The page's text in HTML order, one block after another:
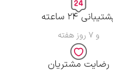
۲۴ ساعته
و ۷ روز هفته
رضایت مشتریان